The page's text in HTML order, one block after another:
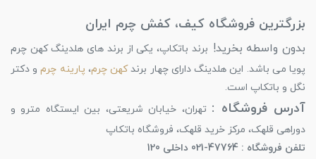
بزرگترین فروشگاه کیف، کفش چرم ایران
بدون واسطه بخرید! برند باتکاپ، یکی از برند های هلدینگ کهن چرم
پویا می باشد. این هلدینگ دارای چهار برندکهن چرم، پارینه چرمو دکتر
نگل و باتکاپ است.
آدرس فروشگاه : تهران، خیابان شریعتی، بین ایستگاه مترو و
دوراهی قلهک، مرکز خرید قلهک، فروشگاه باتکاپ
تلفن فروشگاه : 47764-021 داخلی 120